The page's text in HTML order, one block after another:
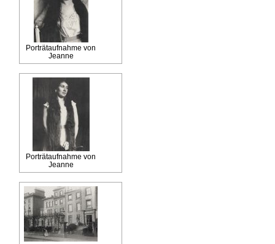
Porträtaufnahme von
Jeanne
Porträtaufnahme von
Jeanne